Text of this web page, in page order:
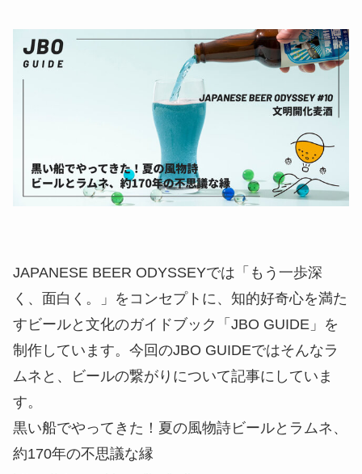
JAPANESE BEER ODYSSEYでは「もう一歩深
く、面白く。」をコンセプトに、知的好奇心を満た
すビールと文化のガイドブック「JBO GUIDE」を
制作しています。今回のJBO GUIDEではそんなラ
ムネと、ビールの繋がりについて記事にしていま
す。
黒い船でやってきた！夏の風物詩ビールとラムネ、
約170年の不思議な縁